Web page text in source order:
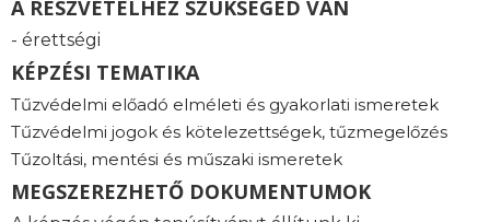
A RÉSZVÉTELHEZ SZÜKSÉGED VAN
- érettségi
KÉPZÉSI TEMATIKA
Tűzvédelmi előadó elméleti és gyakorlati ismeretek
Tűzvédelmi jogok és kötelezettségek, tűzmegelőzés
Tűzoltási, mentési és műszaki ismeretek
MEGSZEREZHETŐ DOKUMENTUMOK